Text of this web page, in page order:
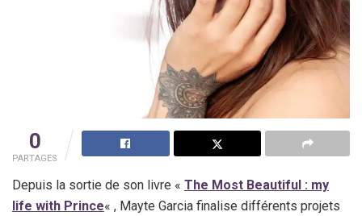
0
PARTAGES
Depuis la sortie de son livre « The Most Beautiful : my
life with Prince« , Mayte Garcia finalise différents projets